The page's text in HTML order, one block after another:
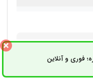
فوری و آنلاینثبت سفارش